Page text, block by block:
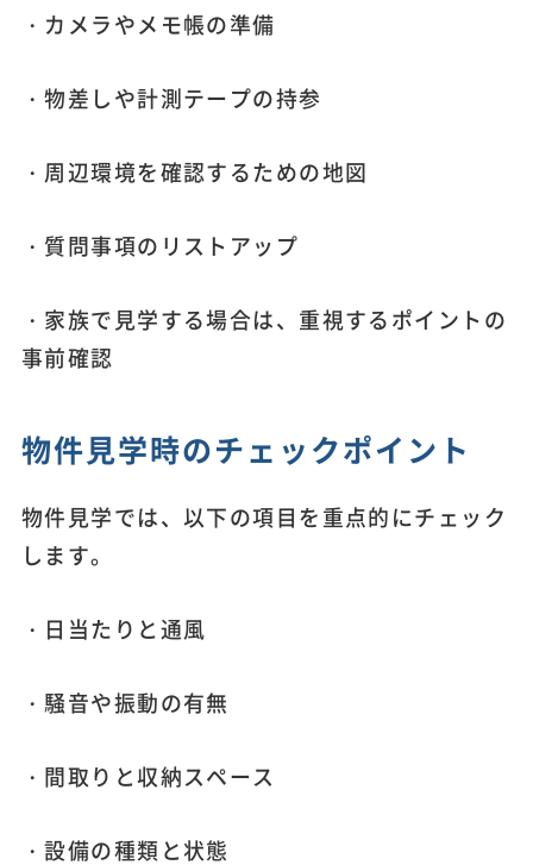
・カメラやメモ帳の準備
・物差しや計測テープの持参
・周辺環境を確認するための地図
・質問事項のリストアップ
・家族で見学する場合は、重視するポイントの
事前確認
物件見学時のチェックポイント
物件見学では、以下の項目を重点的にチェック
します。
・日当たりと通風
・騒音や振動の有無
・間取りと収納スペース
・設備の種類と状態